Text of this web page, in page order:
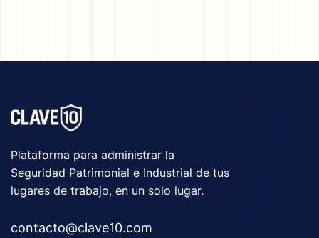
Plataforma para administrar la
Seguridad Patrimonial e Industrial de tus
lugares de trabajo, en un solo lugar.
contacto@clave10.com